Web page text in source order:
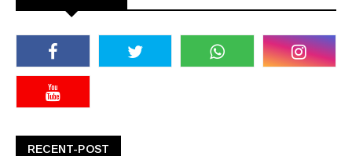
RECENT-POST